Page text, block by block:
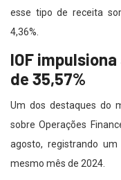
esse tipo de receita
4,36%.
IOF
de 35,57%
Um dos destaques do
sobre Operações
agosto, registrando
mesmo mês de 2024.